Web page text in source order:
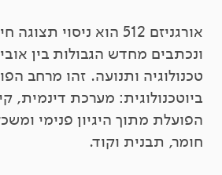
אורגניזם 512
הוא ניסוי תצוגה
ונכתבים מחדש הגבולות בין
טכנולוגיה ותנועה. זהו מרחב
ביוטכנולוגית: מערכת דינמית,
הפועלת מתוך היגיון פנימי
חומר, תבנית וקוד.